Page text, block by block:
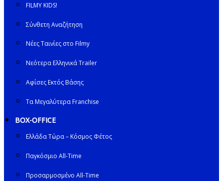
FILMY KIDS!
Σύνθετη Αναζήτηση
Νέες Ταινίες στο Filmy
Νεότερα Ελληνικά Trailer
Αφίσες Εκτός Βάσης
Τα Μεγαλύτερα Franchise
BOX-OFFICE
Ελλάδα Τώρα – Κόσμος Φέτος
Παγκόσμιο All-Time
Προσαρμοσμένο All-Time